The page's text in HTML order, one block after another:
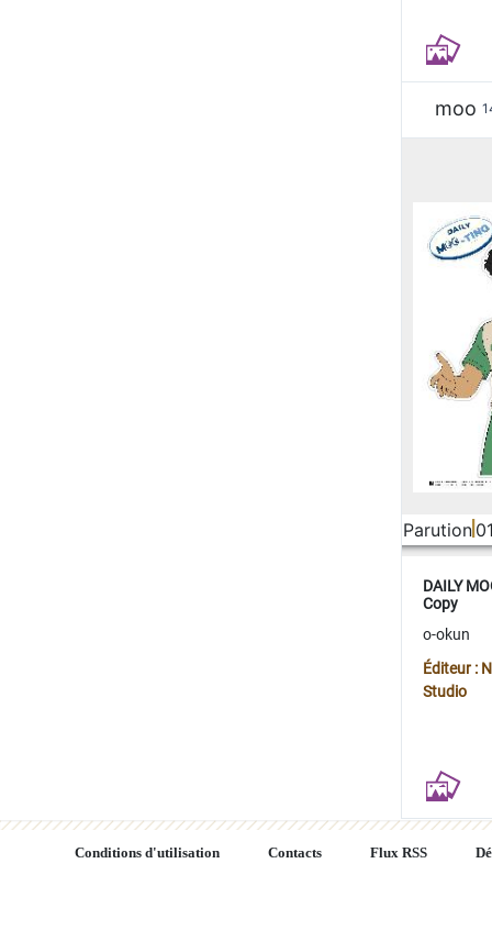
moo
Parution
DAILY
Copy
o-okun
Éditeur :
Studio
Conditions d'utilisation Contacts Flux RSS